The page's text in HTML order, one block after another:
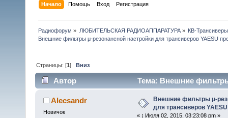
Начало Помощь Вход Регистрация
Радиофорум » ЛЮБИТЕЛЬСКАЯ РАДИОАППАРАТУРА» КВ-Трансиверы
Внешние фильтры μ-резонансной настройки для трансиверов YAESU
Страницы: [1]Вниз
Автор
Тема: Внешние
премиум-класса (Прочитано 52675 раз)
Alecsandr
Новичок
Внешние фильтры μ-
для трансиверов
« : Июля 02, 2015, 03:23:08 pm »